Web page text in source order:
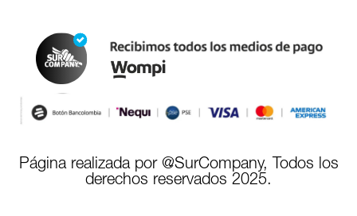
Página realizada por @SurCompany, Todos los
derechos reservados 2025.